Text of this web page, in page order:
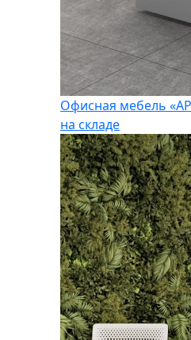
Офисная мебель
на складе